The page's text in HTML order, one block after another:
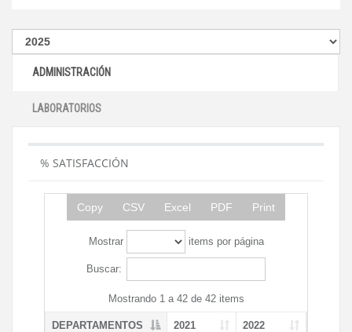
ADMINISTRACIÓN
LABORATORIOS
% SATISFACCIÓN
Copy CSV Excel PDF Print
Mostrar items por página
Buscar:
Mostrando 1 a 42 de 42 items
DEPARTAMENTOS 2021 2022